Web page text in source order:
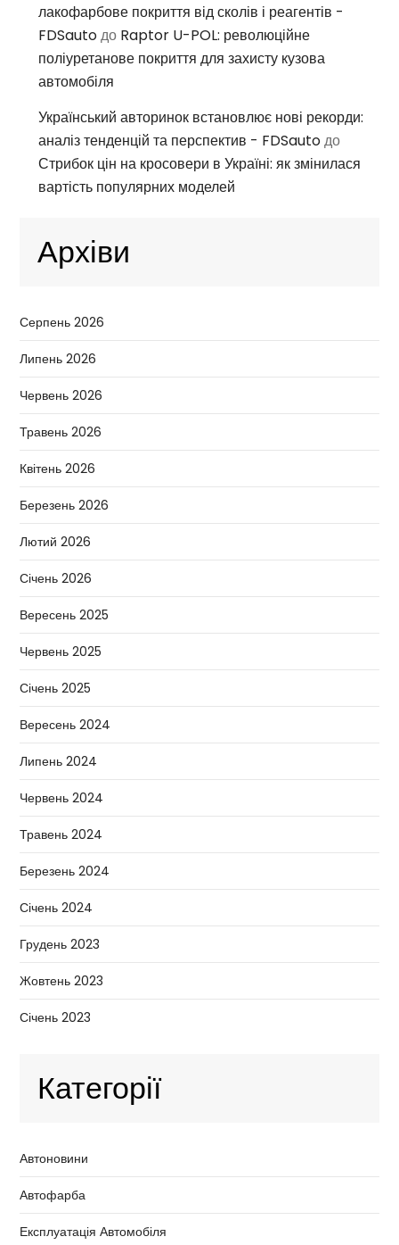
лакофарбове покриття від сколів і реагентів -
FDSautoдо Raptor U-POL: революційне
поліуретанове покриття для захисту кузова
автомобіля
Український авторинок встановлює нові рекорди:
аналіз тенденцій та перспектив - FDSautoдо
Стрибок цін на кросовери в Україні: як змінилася
вартість популярних моделей
Архіви
Серпень 2026
Липень 2026
Червень 2026
Травень 2026
Квітень 2026
Березень 2026
Лютий 2026
Січень 2026
Вересень 2025
Червень 2025
Січень 2025
Вересень 2024
Липень 2024
Червень 2024
Травень 2024
Березень 2024
Січень 2024
Грудень 2023
Жовтень 2023
Січень 2023
Категорії
Автоновини
Автофарба
Експлуатація Автомобіля